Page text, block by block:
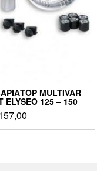
MULTIVAR
ELYSEO 125 – 150